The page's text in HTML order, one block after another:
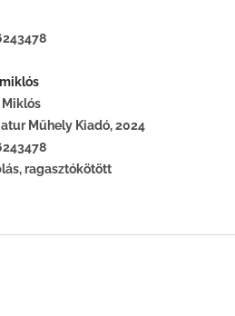
Miklós
Műhely Kiadó, 2024
ragasztókötött